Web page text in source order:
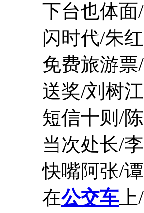
下台也体面/
闪时代/朱红
免费旅游票/
送奖/刘树江
短信十则/陈
当次处长/李
快嘴阿张/谭
在公交车上